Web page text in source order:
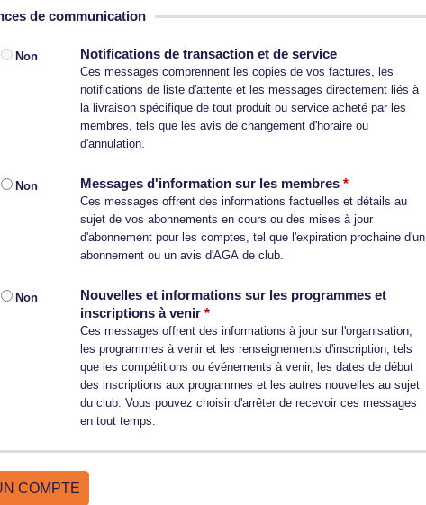
de communication
Non Notifications de transaction et de service
Ces messages comprennent les copies de vos factures, les
notifications de liste d'attente et les messages directement liés à
la livraison spécifique de tout produit ou service acheté par les
membres, tels que les avis de changement d'horaire ou
d'annulation.
Non Messages d'information sur les membres
Ces messages offrent des informations factuelles et détails au
sujet de vos abonnements en cours ou des mises à jour
d'abonnement pour les comptes, tel que l'expiration prochaine d'un
abonnement ou un avis d'AGA de club.
Non
Nouvelles et informations sur les programmes et
inscriptions à venir
Ces messages offrent des informations à jour sur l'organisation,
les programmes à venir et les renseignements d'inscription, tels
que les compétitions ou événements à venir, les dates de début
des inscriptions aux programmes et les autres nouvelles au sujet
du club. Vous pouvez choisir d'arrêter de recevoir ces messages
en tout temps.
COMPTE